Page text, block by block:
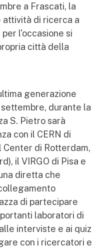
a Frascati, la
attività di ricerca a
l'occasione si
città della
generazione
durante la
S. Pietro sarà
con il CERN di
Center di Rotterdam,
il VIRGO di Pisa e
diretta che
di partecipare
laboratori di
interviste e ai quiz
con i ricercatori e